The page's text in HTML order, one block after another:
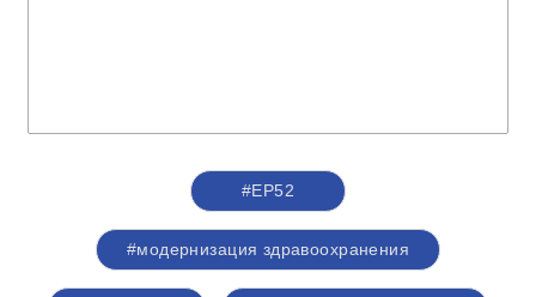
#ЕР52
#модернизация здравоохранения